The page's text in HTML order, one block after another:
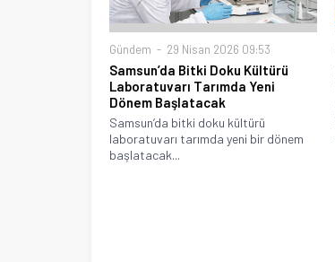
Gündem 29 Nisan 2026 09:53
Samsun’da Bitki Doku Kültürü
Laboratuvarı Tarımda Yeni
Dönem Başlatacak
Samsun’da bitki doku kültürü
laboratuvarı tarımda yeni bir dönem
başlatacak...